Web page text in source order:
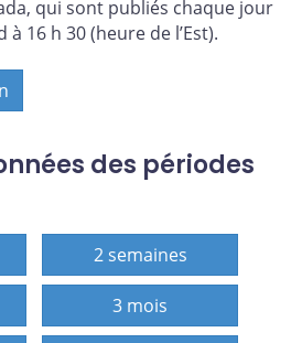
qui sont publiés chaque jour
16 h 30 (heure de l’Est).
des périodes
2 semaines
3 mois